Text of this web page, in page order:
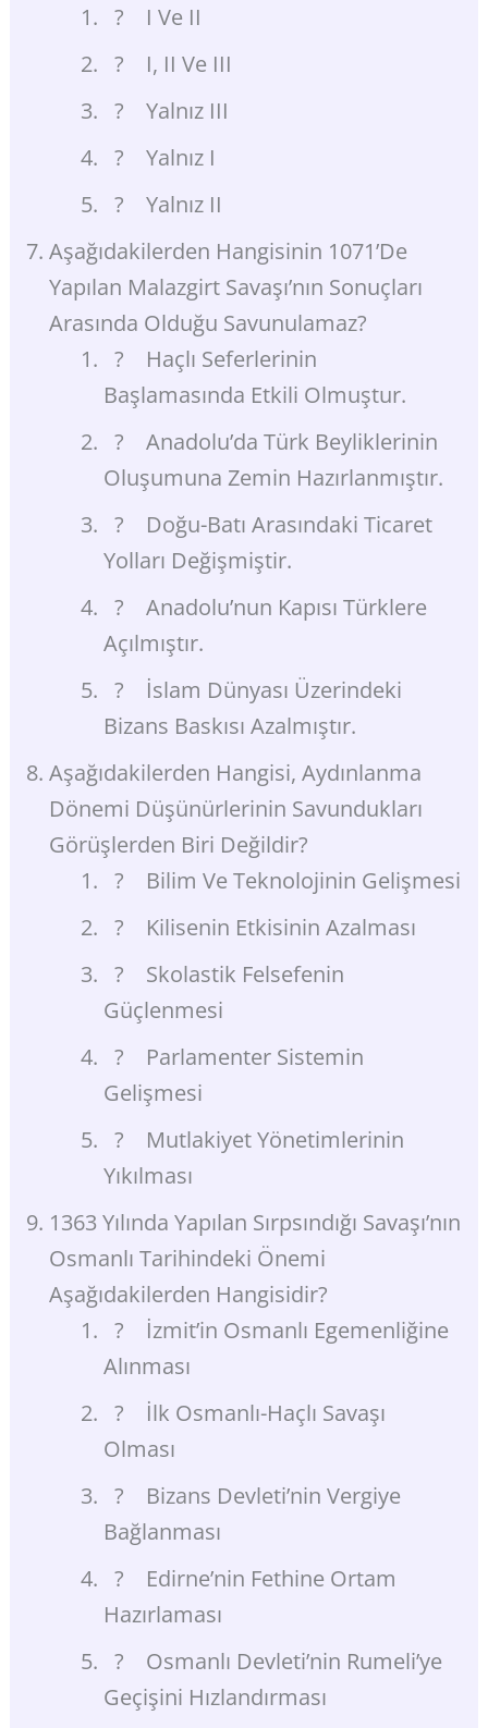
? I Ve II
? I, II Ve III
? Yalnız III
? Yalnız I
? Yalnız II
Aşağıdakilerden Hangisinin 1071’de
Yapılan Malazgirt Savaşı’nın Sonuçları
Arasında Olduğu Savunulamaz?
? Haçlı Seferlerinin
Başlamasında Etkili Olmuştur.
? Anadolu’da Türk Beyliklerinin
Oluşumuna Zemin Hazırlanmıştır.
? Doğu-Batı Arasındaki Ticaret
Yolları Değişmiştir.
? Anadolu’nun Kapısı Türklere
Açılmıştır.
? İslam Dünyası Üzerindeki
Bizans Baskısı Azalmıştır.
Aşağıdakilerden Hangisi, Aydınlanma
Dönemi Düşünürlerinin Savundukları
Görüşlerden Biri Değildir?
? Bilim Ve Teknolojinin Gelişmesi
? Kilisenin Etkisinin Azalması
? Skolastik Felsefenin
Güçlenmesi
? Parlamenter Sistemin
Gelişmesi
? Mutlakiyet Yönetimlerinin
Yıkılması
1363 Yılında Yapılan Sırpsındığı Savaşı’nın
Osmanlı Tarihindeki Önemi
Aşağıdakilerden Hangisidir?
? İzmit’in Osmanlı Egemenliğine
Alınması
? İlk Osmanlı-Haçlı Savaşı
Olması
? Bizans Devleti’nin Vergiye
Bağlanması
? Edirne’nin Fethine Ortam
Hazırlaması
? Osmanlı Devleti’nin Rumeli’ye
Geçişini Hızlandırması